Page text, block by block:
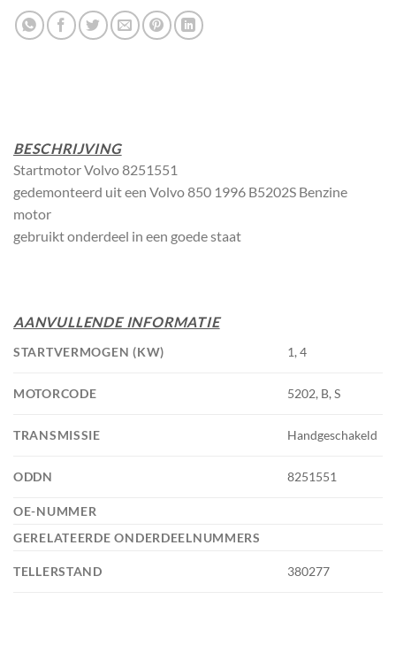
BESCHRIJVING
Startmotor Volvo 8251551
gedemonteerd uit een Volvo 850 1996 B5202S Benzine
motor
gebruikt onderdeel in een goede staat
AANVULLENDE INFORMATIE
STARTVERMOGEN (KW) 1, 4
MOTORCODE 5202, B, S
TRANSMISSIE Handgeschakeld
ODDN 8251551
OE-NUMMER
GERELATEERDE ONDERDEELNUMMERS
TELLERSTAND 380277